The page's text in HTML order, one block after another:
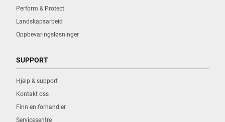
Perform & Protect
Landskapsarbeid
Oppbevaringsløsninger
SUPPORT
Hjelp & support
Kontakt oss
Finn en forhandler
Servicesentre